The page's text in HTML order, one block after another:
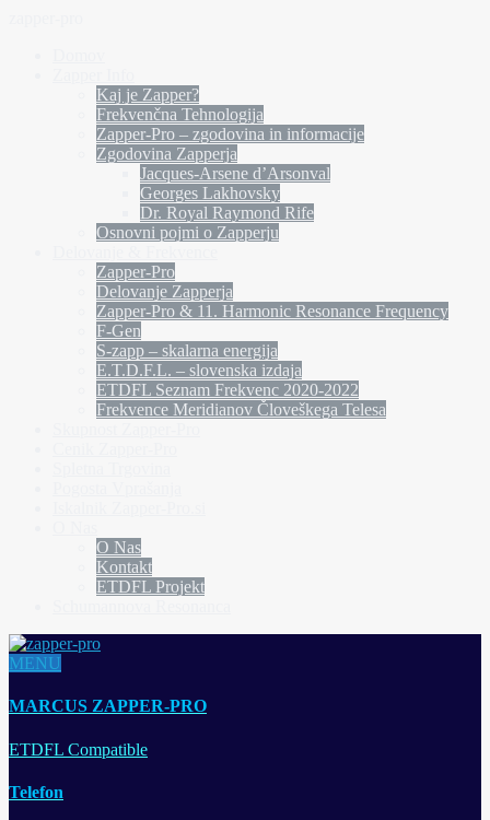
Kaj je Zapper?
Frekvenčna Tehnologija
Zapper-Pro – zgodovina in informacije
Zgodovina Zapperja
Jacques-Arsene d’Arsonval
Georges Lakhovsky
Dr. Royal Raymond Rife
Osnovni pojmi o Zapperju
Zapper-Pro
Delovanje Zapperja
Zapper-Pro & 11. Harmonic Resonance Frequency
F-Gen
S-zapp – skalarna energija
E.T.D.F.L. – slovenska izdaja
ETDFL Seznam Frekvenc 2020-2022
Frekvence Meridianov Človeškega Telesa
O Nas
Kontakt
ETDFL Projekt
MENU
MARCUS ZAPPER-PRO
ETDFL Compatible
Telefon